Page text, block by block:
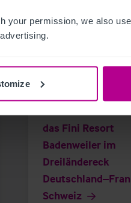
your permission, we also
7/23/2026
das Fini Resort
Badenweiler im
Dreiländereck
Schweiz